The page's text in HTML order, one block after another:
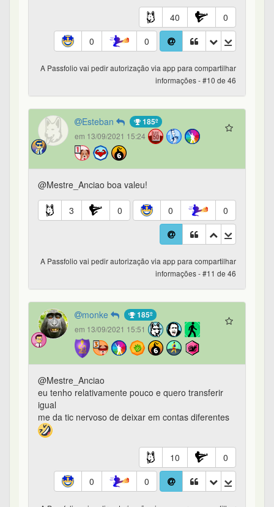
40
0
0
0
A Passfolio vai pedir autorização via app para compartilhar
informações - #10 de 46
Esteban 185º
em 13/09/2021 15:24
@Mestre_Anciao boa valeu!
3 0 0 0
A Passfolio vai pedir autorização via app para compartilhar
informações - #11 de 46
monke 185º
em 13/09/2021 15:51
@Mestre_Anciao
eu tenho relativamente pouco e quero transferir
igual
me da tic nervoso de deixar em contas diferentes
10
0
0
0